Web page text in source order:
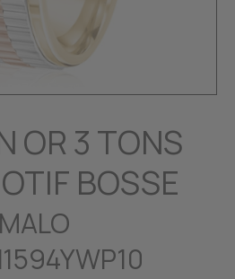
OR 3 TONS
BOSSE
MALO